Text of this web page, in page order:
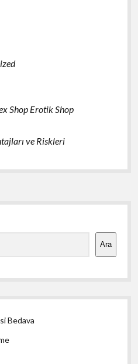
Shop Erotik Shop
ve Riskleri
Ara
Bedava